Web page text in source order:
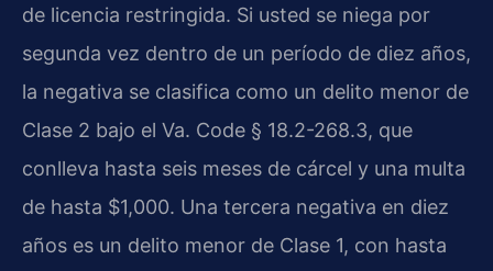
de licencia restringida. Si usted se niega por
segunda vez dentro de un período de diez años,
la negativa se clasifica como un delito menor de
Clase 2 bajo el Va. Code § 18.2-268.3, que
conlleva hasta seis meses de cárcel y una multa
de hasta $1,000. Una tercera negativa en diez
años es un delito menor de Clase 1, con hasta